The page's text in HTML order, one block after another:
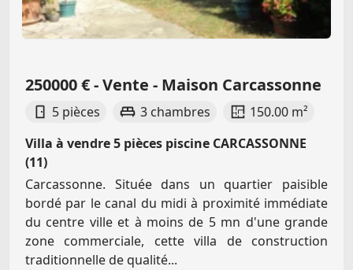
250000 € - Vente - Maison Carcassonne
5 pièces 3 chambres
150.00 m²
Villa à vendre 5 pièces piscine CARCASSONNE
(11)
Carcassonne. Située dans un quartier paisible
bordé par le canal du midi à proximité immédiate
du centre ville et à moins de 5 mn d'une grande
zone commerciale, cette villa de construction
traditionnelle de qualité...